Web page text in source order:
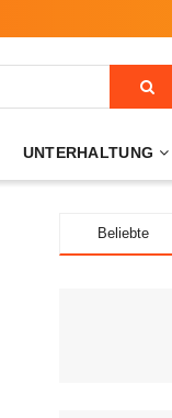
UNTERHALTUNG
Beliebte